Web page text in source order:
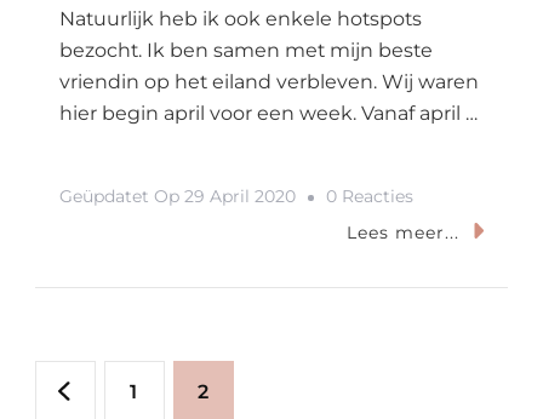
Natuurlijk heb ik ook enkele hotspots
bezocht. Ik ben samen met mijn beste
vriendin op het eiland verbleven. Wij waren
hier begin april voor een week. Vanaf april …
Geüpdatet Op 29 April 2020 0 ReactiesOp
Alternatief
Lees meer...
Berichtnavigatie
Pagina
1 Pagina
2